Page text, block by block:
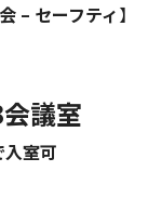
– セーフティ】
議室
室可